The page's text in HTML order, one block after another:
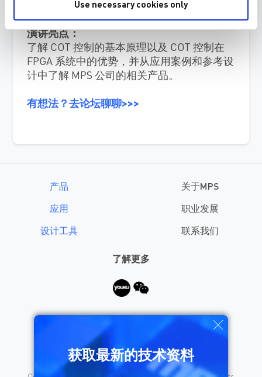
Use necessary cookies only
3. 多相 COT 控制的一些基本工作原理
演讲亮点：
了解 COT 控制的基本原理以及 COT 控制在
FPGA 系统中的优势，并从应用案例和参考设
计中了解 MPS 公司的相关产品。
有想法？去论坛聊聊>>>
产品
应用
设计工具
关于MPS
职业发展
联系我们
了解更多
需要帮助？
获取最新的技术资料